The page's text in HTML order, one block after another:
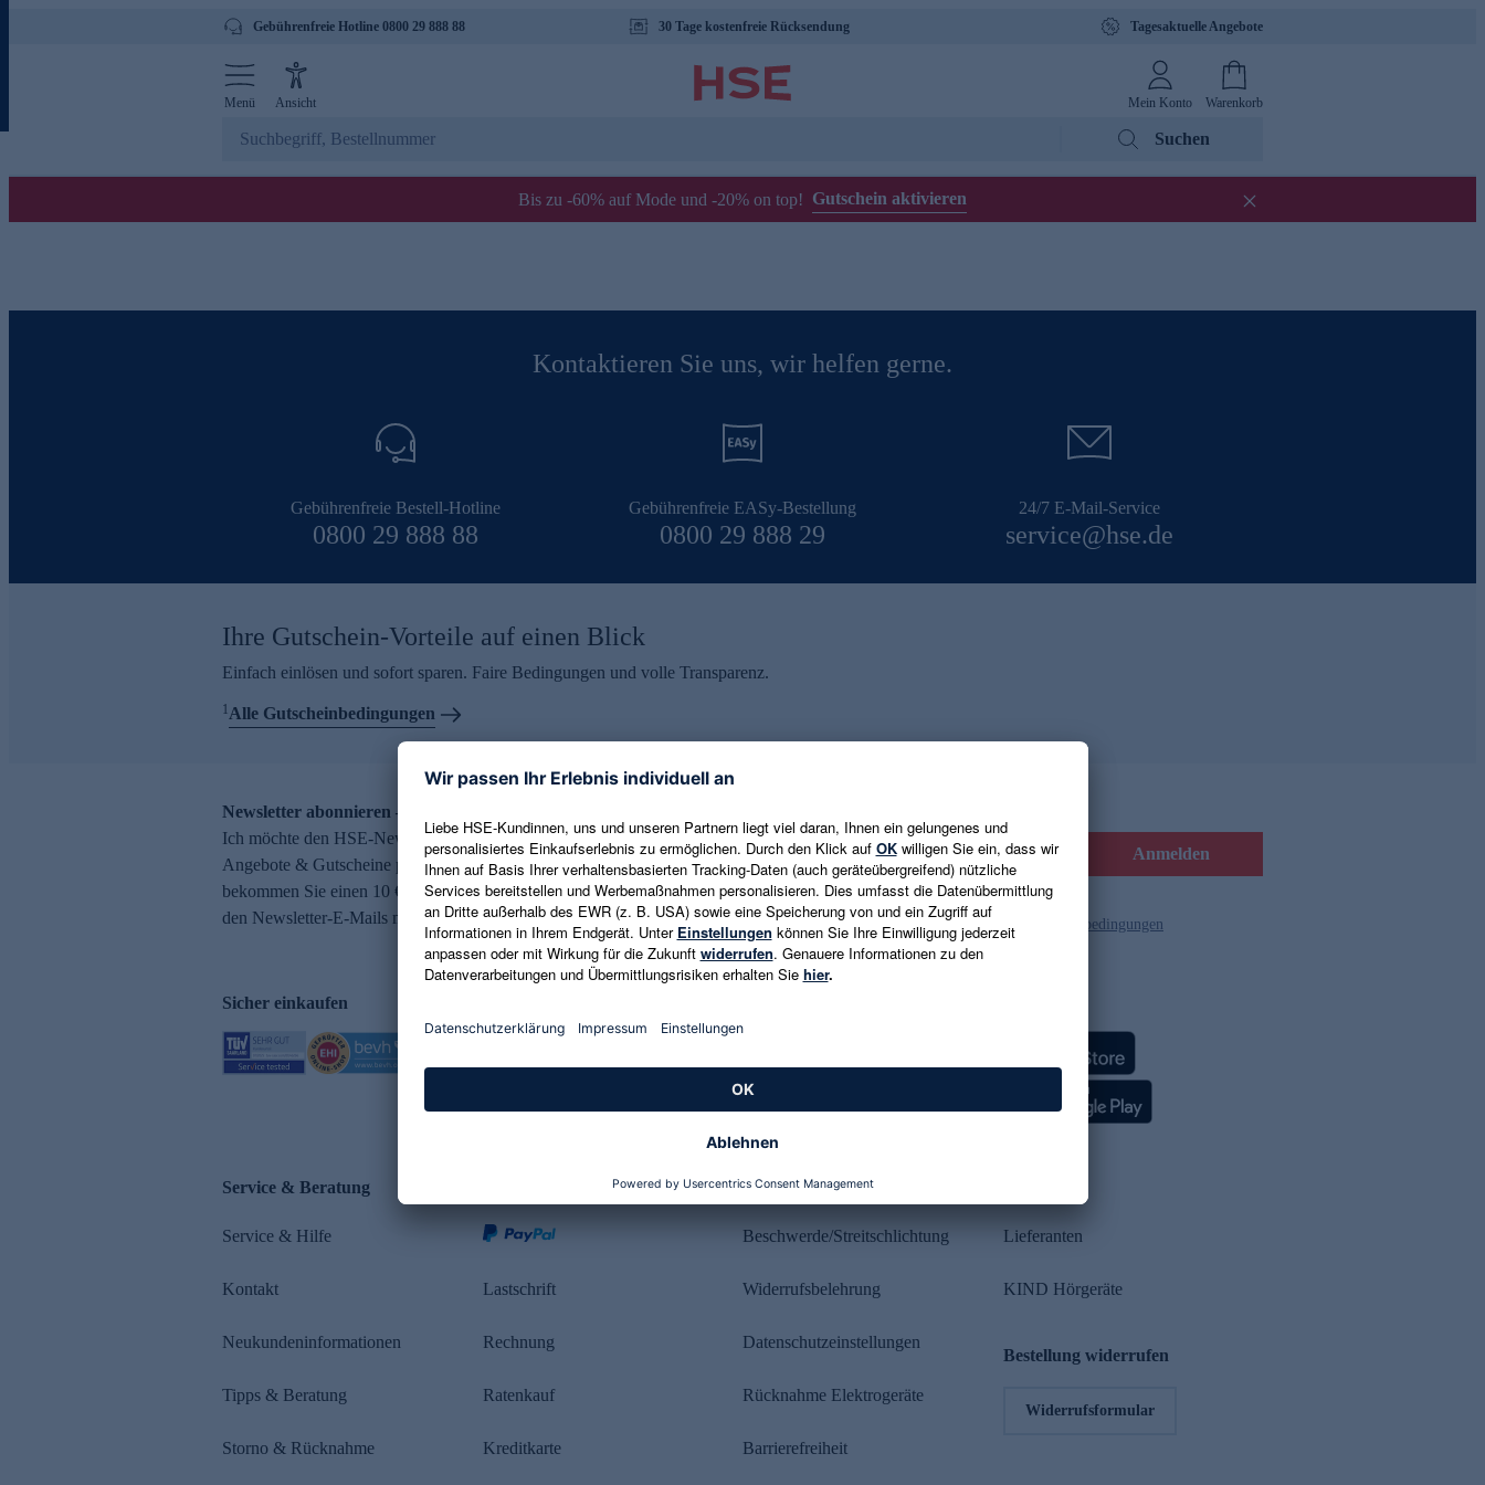
Gebührenfreie Hotline 0800 29 888 88 30 Tage kostenfreie Rücksendung Tagesaktuelle Angebote
Menü Ansicht Mein Konto Warenkorb
Suchen
Bis zu -60% auf Mode und -20% on top! Gutschein aktivieren
Kontaktieren Sie uns, wir helfen gerne.
Gebührenfreie Bestell-Hotline
0800 29 888 88
Gebührenfreie EASy-Bestellung
0800 29 888 29
24/7 E-Mail-Service
service@hse.de
Ihre Gutschein-Vorteile auf einen Blick
Einfach einlösen und sofort sparen. Faire Bedingungen und volle Transparenz.
1Alle Gutscheinbedingungen
Newsletter abonnieren – 10 € Gutschein erhalten
Ich möchte den HSE-Newsletter abonnieren und aktuelle Trends,
Angebote & Gutscheine per E-Mail erhalten. Als Dankeschön
bekommen Sie einen 10 € Gutschein. Eine Abmeldung ist jederzeit in
den Newsletter-E-Mails möglich.
E-Mail-Adresse eingeben Anmelden
Es gelten die Datenschutzrichtlinien und die Gutscheinbedingungen
Sicher einkaufen
Service & Beratung
Service & Hilfe
Kontakt
Neukundeninformationen
Tipps & Beratung
Storno & Rücknahme
Lastschrift
Rechnung
Ratenkauf
Kreditkarte
Rechtliches
Beschwerde/Streitschlichtung
Widerrufsbelehrung
Datenschutzeinstellungen
Rücknahme Elektrogeräte
Barrierefreiheit
Lieferanten
KIND Hörgeräte
Bestellung widerrufen
Widerrufsformular